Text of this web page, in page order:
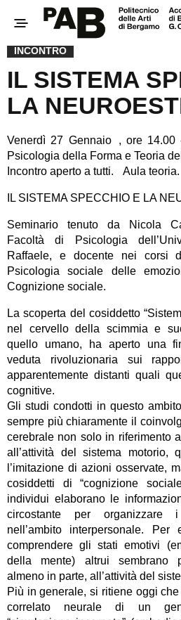
INCONTRO
IL SISTEMA
LA
Venerdì 27 Gennaio , ore 14.00
Psicologia della Forma e Teoria
Incontro aperto a tutti. Aula teoria.
IL SISTEMA SPECCHIO E LA
Seminario tenuto da Nicola
Facoltà di Psicologia
Raffaele, e docente nei corsi
Psicologia sociale delle
Cognizione sociale.
La scoperta del cosiddetto
nel cervello della scimmia e
quello umano, ha aperto una
veduta rivoluzionaria sui
apparentemente distanti quali
cognitive.
Gli studi condotti in questo
sempre più chiaramente il
cerebrale non solo in riferimento
all’attività del sistema motorio,
l’imitazione di azioni osservate,
cosiddetti di “cognizione
individui elaborano le
circostante per organizzare i
nell’ambito interpersonale.
comprendere gli stati emotivi
della mente) altrui sembrano
almeno in parte, all’attività del
Più in generale, si ritiene oggi
correlato neurale di un